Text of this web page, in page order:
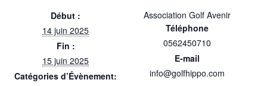
Début :
14 juin 2025
Fin :
15 juin 2025
Catégories d’Évènement:
Association Golf Avenir
Téléphone
0562450710
E-mail
info@golfhippo.com